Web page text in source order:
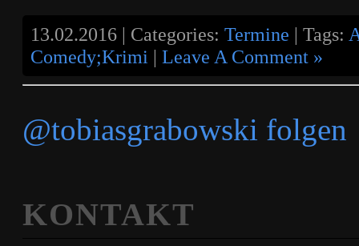
13.02.2016 | Categories: Termine | Tags:
Comedy;Krimi | Leave A Comment »
@tobiasgrabowski folgen
KONTAKT